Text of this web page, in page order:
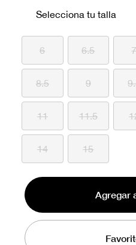
Selecciona tu talla
6 6.5 7
8.5 9
11 11.5
14 15
Agregar